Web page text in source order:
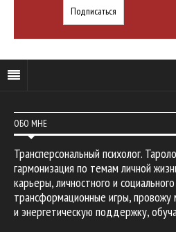
ОБО МНЕ
Трансперсональный психолог.
гармонизация по темам личной
карьеры, личностного и
трансформационные игры,
и энергетическую поддержку,